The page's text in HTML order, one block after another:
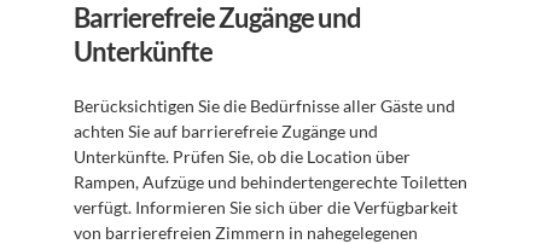
Barrierefreie Zugänge und
Unterkünfte
Berücksichtigen Sie die Bedürfnisse aller Gäste und
achten Sie auf barrierefreie Zugänge und
Unterkünfte. Prüfen Sie, ob die Location über
Rampen, Aufzüge und behindertengerechte Toiletten
verfügt. Informieren Sie sich über die Verfügbarkeit
von barrierefreien Zimmern in nahegelegenen